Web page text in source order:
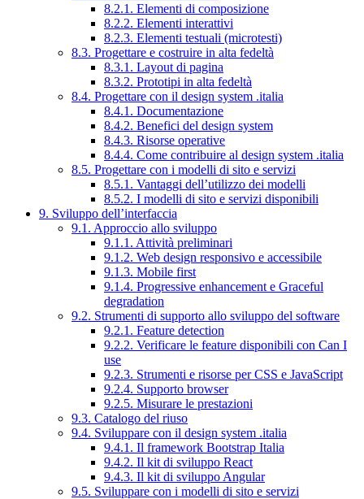
8.2.1. Elementi di composizione
8.2.2. Elementi interattivi
8.2.3. Elementi testuali (microtesti)
8.3. Progettare e costruire in alta fedeltà
8.3.1. Layout di pagina
8.3.2. Prototipi in alta fedeltà
8.4. Progettare con il design system .italia
8.4.1. Documentazione
8.4.2. Benefici del design system
8.4.3. Risorse operative
8.4.4. Come contribuire al design system .italia
8.5. Progettare con i modelli di sito e servizi
8.5.1. Vantaggi dell’utilizzo dei modelli
8.5.2. I modelli di sito e servizi disponibili
9. Sviluppo dell’interfaccia
9.1. Approccio allo sviluppo
9.1.1. Attività preliminari
9.1.2. Web design responsivo e accessibile
9.1.3. Mobile first
9.1.4. Progressive enhancement e Graceful
degradation
9.2. Strumenti di supporto allo sviluppo del software
9.2.1. Feature detection
9.2.2. Verificare le feature disponibili con Can I
use
9.2.3. Strumenti e risorse per CSS e JavaScript
9.2.4. Supporto browser
9.2.5. Misurare le prestazioni
9.3. Catalogo del riuso
9.4. Sviluppare con il design system .italia
9.4.1. Il framework Bootstrap Italia
9.4.2. Il kit di sviluppo React
9.4.3. Il kit di sviluppo Angular
9.5. Sviluppare con i modelli di sito e servizi